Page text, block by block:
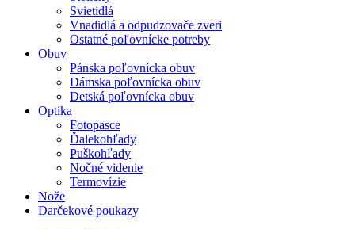
Svietidlá
Vnadidlá a odpudzovače zveri
Ostatné poľovnícke potreby
Obuv
Pánska poľovnícka obuv
Dámska poľovnícka obuv
Detská poľovnícka obuv
Optika
Fotopasce
Ďalekohľady
Puškohľady
Nočné videnie
Termovízie
Nože
Darčekové poukazy